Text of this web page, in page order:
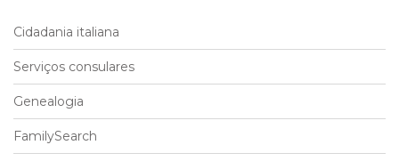
Cidadania italiana
Serviços consulares
Genealogia
FamilySearch